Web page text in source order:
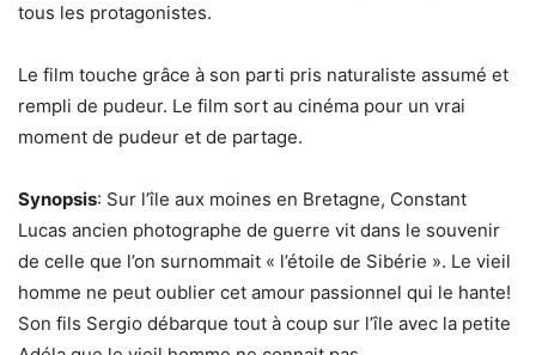
tous les protagonistes.
Le film touche grâce à son parti pris naturaliste assumé et
rempli de pudeur. Le film sort au cinéma pour un vrai
moment de pudeur et de partage.
Synopsis: Sur l’île aux moines en Bretagne, Constant
Lucas ancien photographe de guerre vit dans le souvenir
de celle que l’on surnommait « l’étoile de Sibérie ». Le vieil
homme ne peut oublier cet amour passionnel qui le hante!
Son fils Sergio débarque tout à coup sur l’île avec la petite